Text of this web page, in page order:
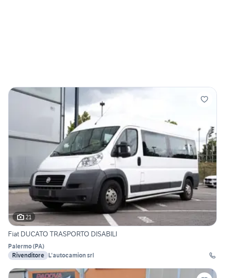
21
Fiat DUCATO TRASPORTO DISABILI
Palermo(PA)
Rivenditore L'autocamion srl